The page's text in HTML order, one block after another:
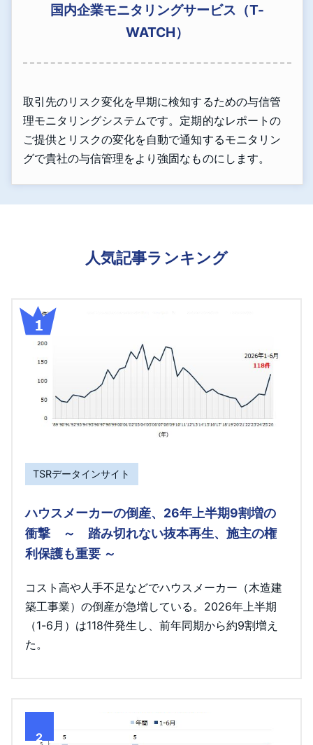
国内企業モニタリングサービス（T-
WATCH）
取引先のリスク変化を早期に検知するための与信管
理モニタリングシステムです。定期的なレポートの
ご提供とリスクの変化を自動で通知するモニタリン
グで貴社の与信管理をより強固なものにします。
人気記事ランキング
TSRデータインサイト
ハウスメーカーの倒産、26年上半期9割増の
衝撃 ～ 踏み切れない抜本再生、施主の権
利保護も重要 ～
コスト高や人手不足などでハウスメーカー（木造建
築工事業）の倒産が急増している。2026年上半期
（1-6月）は118件発生し、前年同期から約9割増え
た。
2